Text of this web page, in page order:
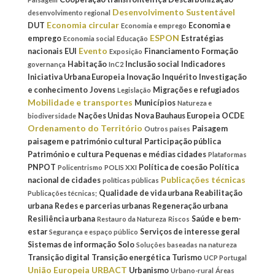
desenvolvimento regional Desenvolvimento Sustentável
DUT Economia circular Economia e emprego Economia e
emprego Economia social Educação ESPON Estratégias
nacionais EUI Evento Exposição Financiamento Formação
governança Habitação InC2 Inclusão social
Indicadores
Iniciativa Urbana Europeia Inovação Inquérito Investigação
e conhecimento Jovens Legislação Migrações e refugiados
Mobilidade e transportes Municípios Natureza e
biodiversidade Nações Unidas Nova Bauhaus Europeia OCDE
Ordenamento do Território Outros países Paisagem
paisagem e património cultural Participação pública
Património e cultura Pequenas e médias cidades Plataformas
PNPOT Policentrismo POLIS XXI Política de coesão Política
nacional de cidades políticas públicas Publicações técnicas
Publicações técnicas; Qualidade de vida urbana Reabilitação
urbana Redes e parcerias urbanas Regeneração urbana
Resiliência urbana Restauro da Natureza Riscos Saúde e bem-
estar Segurança e espaço público Serviços de interesse geral
Sistemas de informação Solo Soluções baseadas na natureza
Transição digital Transição energética Turismo UCP Portugal
União Europeia URBACT Urbanismo Urbano-rural Áreas